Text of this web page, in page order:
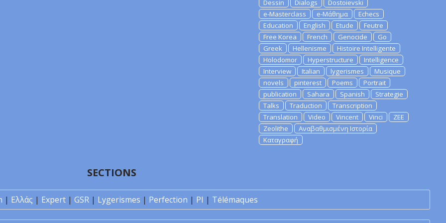
Dessin
Dialogs
Dostoievski
e-Masterclass
e-Μάθημα
Echecs
Education
English Etude
Feutre
Free Korea
French Genocide
Go
Greek
Hellenisme
Histoire Intelligente
Holodomor
Hyperstructure
Intelligence
Interview
Italian lygerismes
Musique
novels
pinterest Poems
Portrait
publication
Sahara Spanish
Strategie
Talks
Traduction
Transcription
Translation
Video Vincent Vinci
ZEE
Zeolithe
Αναβαθμισμένη Ιστορία
Καταγραφή
SECTIONS
| Ελλάς | Expert | GSR | Lygerismes | Perfection | PI | Télémaques